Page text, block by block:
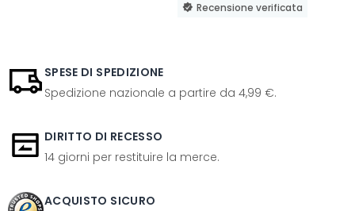
Recensione verificata
SPESE DI SPEDIZIONE
Spedizione nazionale a partire da 4,99 €.
DIRITTO DI RECESSO
14 giorni per restituire la merce.
ACQUISTO SICURO